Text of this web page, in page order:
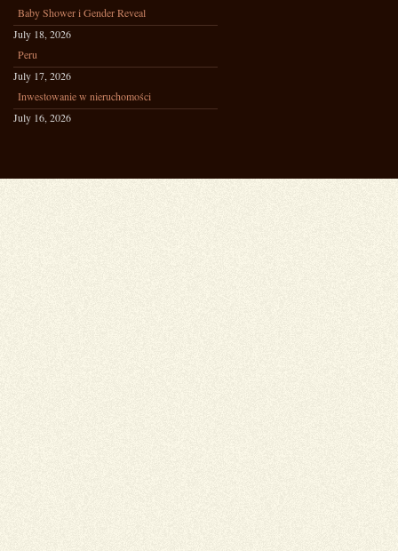
Baby Shower i Gender Reveal
July 18, 2026
Peru
July 17, 2026
Inwestowanie w nieruchomości
July 16, 2026